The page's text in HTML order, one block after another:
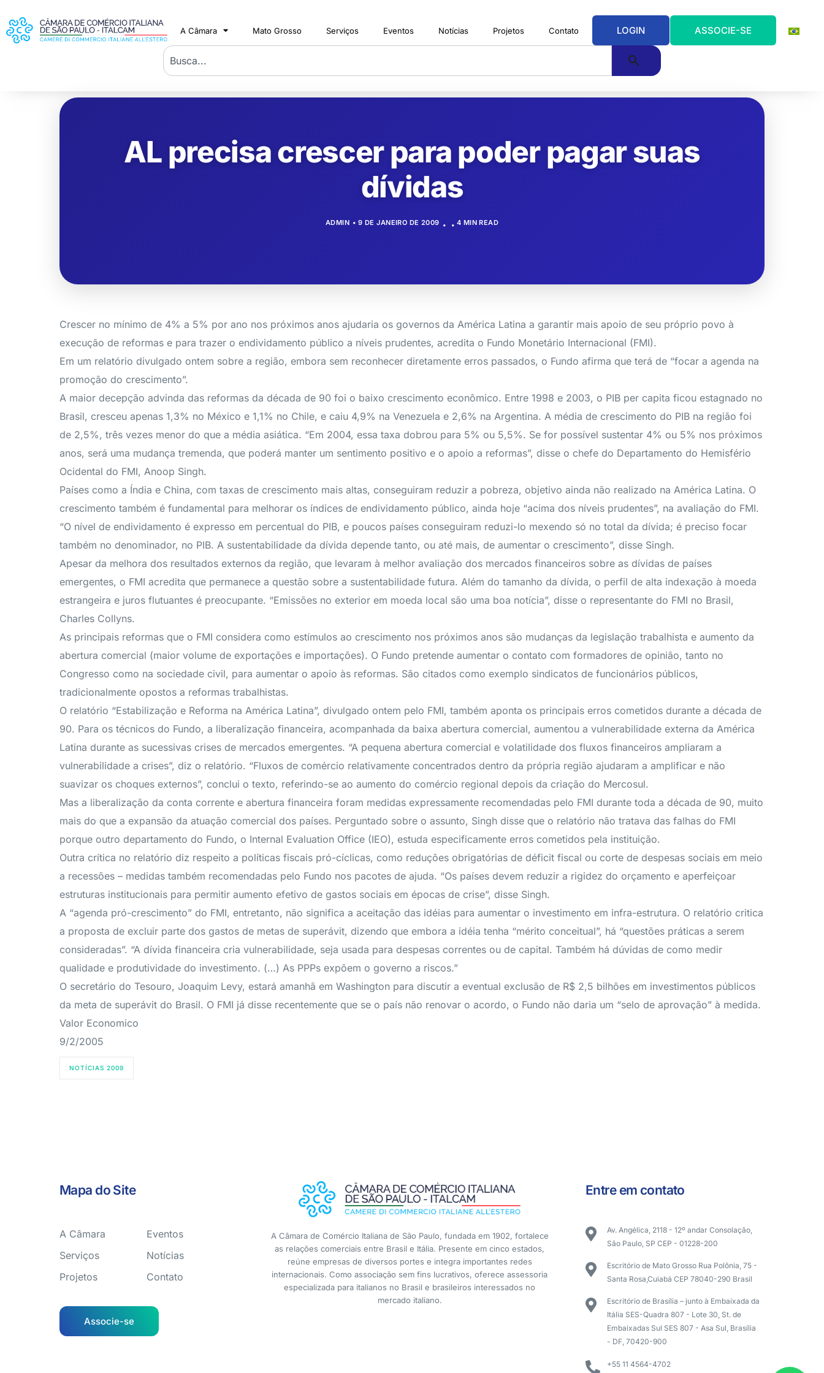
A Câmara Mato Grosso Serviços Eventos Notícias Projetos Contato LOGIN ASSOCIE-SE
AL precisa crescer para poder pagar suas
dívidas
ADMIN 9 DE JANEIRO DE 2009 4 MIN READ
Crescer no mínimo de 4% a 5% por ano nos próximos anos ajudaria os governos da América Latina a garantir mais apoio de seu próprio povo à
execução de reformas e para trazer o endividamento público a níveis prudentes, acredita o Fundo Monetário Internacional (FMI).
Em um relatório divulgado ontem sobre a região, embora sem reconhecer diretamente erros passados, o Fundo afirma que terá de “focar a agenda na
promoção do crescimento”.
A maior decepção advinda das reformas da década de 90 foi o baixo crescimento econômico. Entre 1998 e 2003, o PIB per capita ficou estagnado no
Brasil, cresceu apenas 1,3% no México e 1,1% no Chile, e caiu 4,9% na Venezuela e 2,6% na Argentina. A média de crescimento do PIB na região foi
de 2,5%, três vezes menor do que a média asiática. “Em 2004, essa taxa dobrou para 5% ou 5,5%. Se for possível sustentar 4% ou 5% nos próximos
anos, será uma mudança tremenda, que poderá manter um sentimento positivo e o apoio a reformas”, disse o chefe do Departamento do Hemisfério
Ocidental do FMI, Anoop Singh.
Países como a Índia e China, com taxas de crescimento mais altas, conseguiram reduzir a pobreza, objetivo ainda não realizado na América Latina. O
crescimento também é fundamental para melhorar os índices de endividamento público, ainda hoje “acima dos níveis prudentes”, na avaliação do FMI.
“O nível de endividamento é expresso em percentual do PIB, e poucos países conseguiram reduzi-lo mexendo só no total da dívida; é preciso focar
também no denominador, no PIB. A sustentabilidade da dívida depende tanto, ou até mais, de aumentar o crescimento”, disse Singh.
Apesar da melhora dos resultados externos da região, que levaram à melhor avaliação dos mercados financeiros sobre as dívidas de países
emergentes, o FMI acredita que permanece a questão sobre a sustentabilidade futura. Além do tamanho da dívida, o perfil de alta indexação à moeda
estrangeira e juros flutuantes é preocupante. “Emissões no exterior em moeda local são uma boa notícia”, disse o representante do FMI no Brasil,
Charles Collyns.
As principais reformas que o FMI considera como estímulos ao crescimento nos próximos anos são mudanças da legislação trabalhista e aumento da
abertura comercial (maior volume de exportações e importações). O Fundo pretende aumentar o contato com formadores de opinião, tanto no
Congresso como na sociedade civil, para aumentar o apoio às reformas. São citados como exemplo sindicatos de funcionários públicos,
tradicionalmente opostos a reformas trabalhistas.
O relatório “Estabilização e Reforma na América Latina”, divulgado ontem pelo FMI, também aponta os principais erros cometidos durante a década de
90. Para os técnicos do Fundo, a liberalização financeira, acompanhada da baixa abertura comercial, aumentou a vulnerabilidade externa da América
Latina durante as sucessivas crises de mercados emergentes. “A pequena abertura comercial e volatilidade dos fluxos financeiros ampliaram a
vulnerabilidade a crises”, diz o relatório. “Fluxos de comércio relativamente concentrados dentro da própria região ajudaram a amplificar e não
suavizar os choques externos”, conclui o texto, referindo-se ao aumento do comércio regional depois da criação do Mercosul.
Mas a liberalização da conta corrente e abertura financeira foram medidas expressamente recomendadas pelo FMI durante toda a década de 90, muito
mais do que a expansão da atuação comercial dos países. Perguntado sobre o assunto, Singh disse que o relatório não tratava das falhas do FMI
porque outro departamento do Fundo, o Internal Evaluation Office (IEO), estuda especificamente erros cometidos pela instituição.
Outra crítica no relatório diz respeito a políticas fiscais pró-cíclicas, como reduções obrigatórias de déficit fiscal ou corte de despesas sociais em meio
a recessões – medidas também recomendadas pelo Fundo nos pacotes de ajuda. “Os países devem reduzir a rigidez do orçamento e aperfeiçoar
estruturas institucionais para permitir aumento efetivo de gastos sociais em épocas de crise”, disse Singh.
A “agenda pró-crescimento” do FMI, entretanto, não significa a aceitação das idéias para aumentar o investimento em infra-estrutura. O relatório critica
a proposta de excluir parte dos gastos de metas de superávit, dizendo que embora a idéia tenha “mérito conceitual”, há “questões práticas a serem
consideradas”. “A dívida financeira cria vulnerabilidade, seja usada para despesas correntes ou de capital. Também há dúvidas de como medir
qualidade e produtividade do investimento. (…) As PPPs expõem o governo a riscos.”
O secretário do Tesouro, Joaquim Levy, estará amanhã em Washington para discutir a eventual exclusão de R$ 2,5 bilhões em investimentos públicos
da meta de superávit do Brasil. O FMI já disse recentemente que se o país não renovar o acordo, o Fundo não daria um “selo de aprovação” à medida.
Valor Economico
9/2/2005
NOTÍCIAS 2009
Mapa do Site
A Câmara
Serviços
Projetos
Eventos
Notícias
Contato
Associe-se
A Câmara de Comércio Italiana de São Paulo, fundada em 1902, fortalece
as relações comerciais entre Brasil e Itália. Presente em cinco estados,
reúne empresas de diversos portes e integra importantes redes
internacionais. Como associação sem fins lucrativos, oferece assessoria
especializada para italianos no Brasil e brasileiros interessados no
mercado italiano.
Entre em contato
Av. Angélica, 2118 - 12º andar Consolação,
São Paulo, SP CEP - 01228-200
Escritório de Mato Grosso Rua Polônia, 75 -
Santa Rosa,Cuiabá CEP 78040-290 Brasil
Escritório de Brasília – junto à Embaixada da
Itália SES-Quadra 807 - Lote 30, St. de
Embaixadas Sul SES 807 - Asa Sul, Brasília
- DF, 70420-900
+55 11 4564-4702